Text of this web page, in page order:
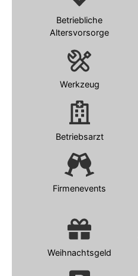
Betriebliche
Altersvorsorge
Werkzeug
Betriebsarzt
Firmenevents
Weihnachtsgeld